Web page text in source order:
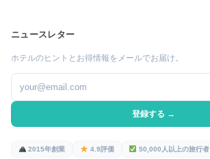
ニュースレター
ホテルのヒントとお得情報をメールでお届け。
登録する →
2015年創業 4.9評価 50,000人以上の旅行者